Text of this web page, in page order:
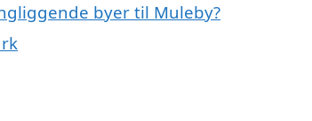
byer til Muleby?